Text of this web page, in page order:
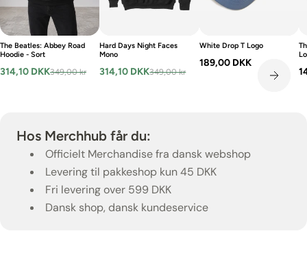
The Beatles: Abbey Road
Hoodie - Sort
314,10 DKK349,00 kr
Hard Days Night Faces
Mono
314,10 DKK349,00 kr
White Drop T Logo
189,00 DKK
Hos Merchhub får du:
Officielt Merchandise fra dansk webshop
Levering til pakkeshop kun 45 DKK
Fri levering over 599 DKK
Dansk shop, dansk kundeservice